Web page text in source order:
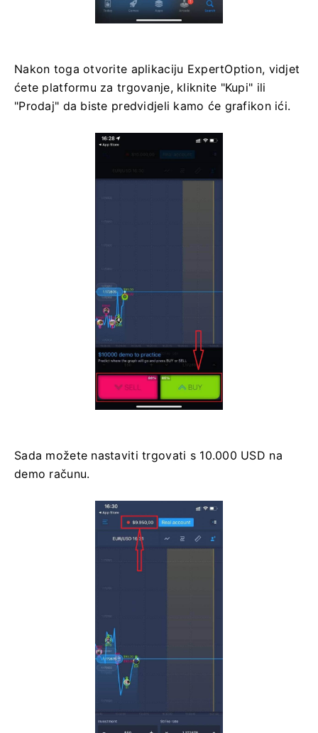
Nakon toga otvorite aplikaciju ExpertOption, vidjet
ćete platformu za trgovanje, kliknite "Kupi" ili
"Prodaj" da biste predvidjeli kamo će grafikon ići.
Sada možete nastaviti trgovati s 10.000 USD na
demo računu.